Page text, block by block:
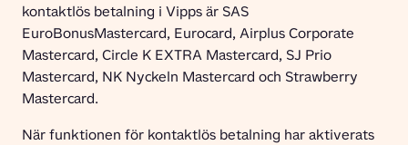
kontaktlös betalning i Vipps är SAS
EuroBonusMastercard, Eurocard, Airplus Corporate
Mastercard, Circle K EXTRA Mastercard, SJ Prio
Mastercard, NK Nyckeln Mastercard och Strawberry
Mastercard.
När funktionen för kontaktlös betalning har aktiverats